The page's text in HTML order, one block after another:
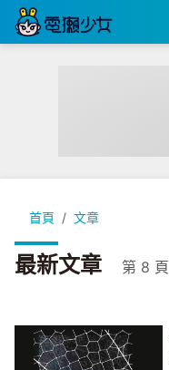
首頁 文章
最新文章 第 8 頁